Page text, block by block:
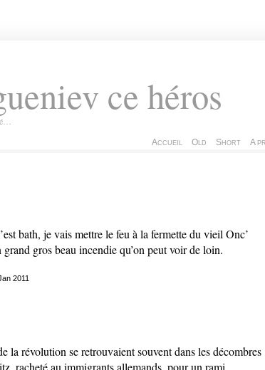
ce héros
Accueil Old Short A
bath, je vais mettre le feu à la fermette du vieil Onc’
gros beau incendie qu’on peut voir de loin.
2011
la révolution se retrouvaient souvent dans les décombres